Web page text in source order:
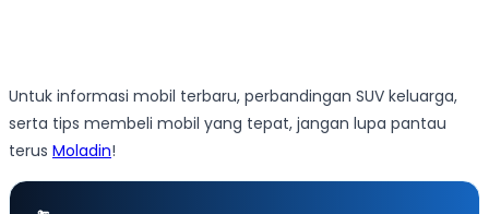
Untuk informasi mobil terbaru, perbandingan SUV keluarga,
serta tips membeli mobil yang tepat, jangan lupa pantau
terus Moladin!